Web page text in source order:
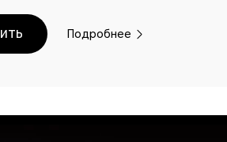
Подробнее